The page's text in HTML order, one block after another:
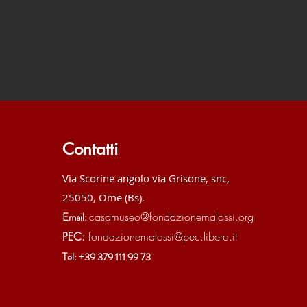
Contatti
Via Scorine angolo via Grisone, snc,
25050, Ome (Bs).
Email:casamuseo@fondazionemalossi.org
PEC: fondazionemalossi@pec.libero.it
Tel: +39 379 111 99 73